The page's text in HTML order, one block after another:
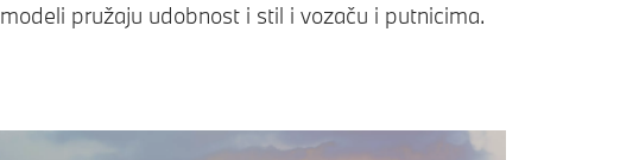
modeli pružaju udobnost i stil i vozaču i putnicima.